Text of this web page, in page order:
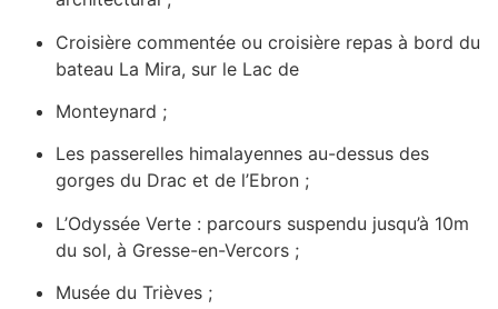
Croisière commentée ou croisière repas à bord du
bateau La Mira, sur le Lac de
Monteynard ;
Les passerelles himalayennes au-dessus des
gorges du Drac et de l’Ebron ;
L’Odyssée Verte : parcours suspendu jusqu’à 10m
du sol, à Gresse-en-Vercors ;
Musée du Trièves ;